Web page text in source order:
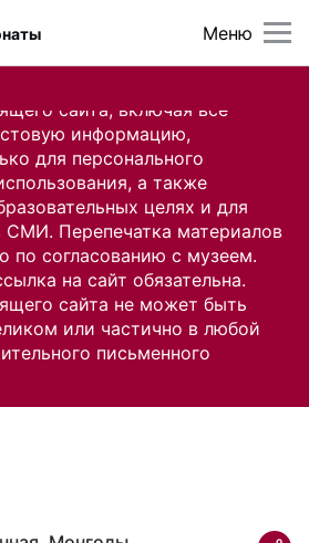
сайта, включая все
информацию,
для персонального
а также
целях и для
СМИ. Перепечатка материалов
по согласованию с музеем.
на сайт обязательна.
сайта не может быть
или частично в любой
письменного
Меню